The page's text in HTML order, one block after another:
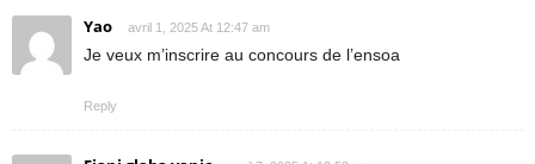
Yao avril 1, 2025 At 12:47 am
Je veux m’inscrire au concours de l’ensoa
Reply